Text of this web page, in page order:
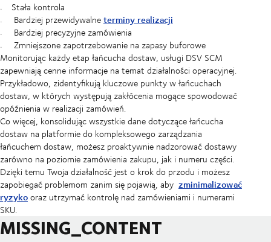
Stała kontrola
Bardziej przewidywalneterminy realizacji
Bardziej precyzyjne zamówienia
Zmniejszone zapotrzebowanie na zapasy buforowe
Monitorując każdy etap łańcucha dostaw, usługi DSV SCM
zapewniają cenne informacje na temat działalności operacyjnej.
Przykładowo, zidentyfikują kluczowe punkty w łańcuchach
dostaw, w których występują zakłócenia mogące spowodować
opóźnienia w realizacji zamówień.
Co więcej, konsolidując wszystkie dane dotyczące łańcucha
dostaw na platformie do kompleksowego zarządzania
łańcuchem dostaw, możesz proaktywnie nadzorować dostawy
zarówno na poziomie zamówienia zakupu, jak i numeru części.
Dzięki temu Twoja działalność jest o krok do przodu i możesz
zapobiegać problemom zanim się pojawią, aby zminimalizować
ryzykooraz utrzymać kontrolę nad zamówieniami i numerami
SKU.
MISSING_CONTENT